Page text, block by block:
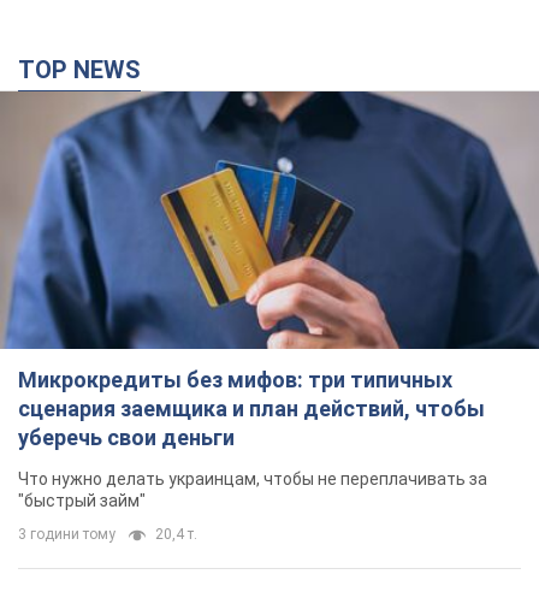
TOP NEWS
Микрокредиты без мифов: три типичных
сценария заемщика и план действий, чтобы
уберечь свои деньги
Что нужно делать украинцам, чтобы не переплачивать за
"быстрый займ"
3 години тому 20,4 т.